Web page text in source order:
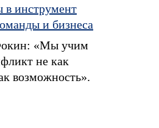
в инструмент
и бизнеса
«Мы учим
не как
возможность».